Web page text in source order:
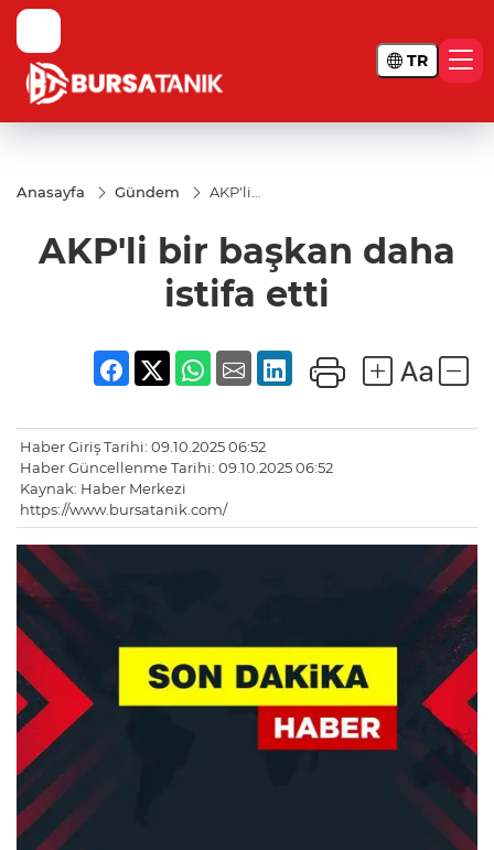
TR
Anasayfa Gündem
AKP'li
daha
istifa
etti
AKP'li bir başkan daha
istifa etti
Haber Giriş Tarihi: 09.10.2025 06:52
Haber Güncellenme Tarihi: 09.10.2025 06:52
Kaynak: Haber Merkezi
https://www.bursatanik.com/